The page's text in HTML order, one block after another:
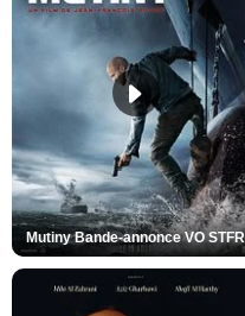
Mutiny Bande-annonce VO STFR